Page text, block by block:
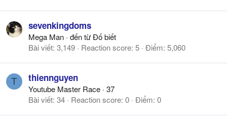
sevenkingdoms
Mega Man · đến từĐố biết
Bài viết 3,149 Reaction score 5 Điểm 5,060
T thiennguyen
Youtube Master Race · 37
Bài viết 34 Reaction score 0 Điểm 0